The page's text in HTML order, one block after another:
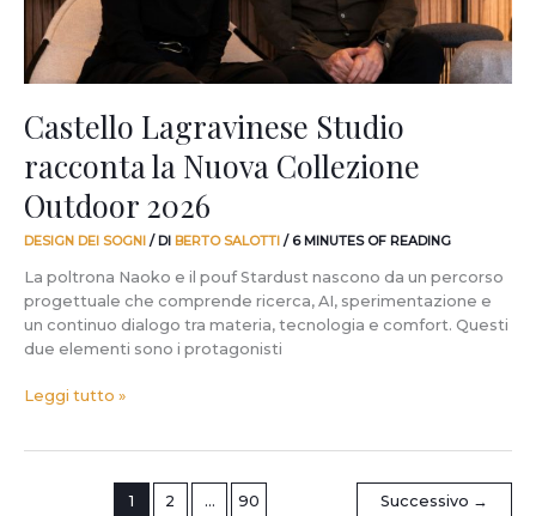
Castello Lagravinese Studio
racconta la Nuova Collezione
Outdoor 2026
DESIGN DEI SOGNI / DI BERTO SALOTTI / 6 MINUTES OF READING
La poltrona Naoko e il pouf Stardust nascono da un percorso
progettuale che comprende ricerca, AI, sperimentazione e
un continuo dialogo tra materia, tecnologia e comfort. Questi
due elementi sono i protagonisti
2026
Leggi tutto »
1 2 … 90 Successivo →